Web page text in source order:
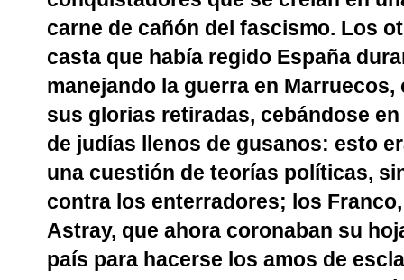
carne de cañón del fascismo. Los
casta que había regido España
manejando la guerra en
sus glorias retiradas, cebándose
de judías llenos de gusanos: esto
una cuestión de teorías políticas,
contra los enterradores; los
Astray, que ahora coronaban su
país para hacerse los amos de